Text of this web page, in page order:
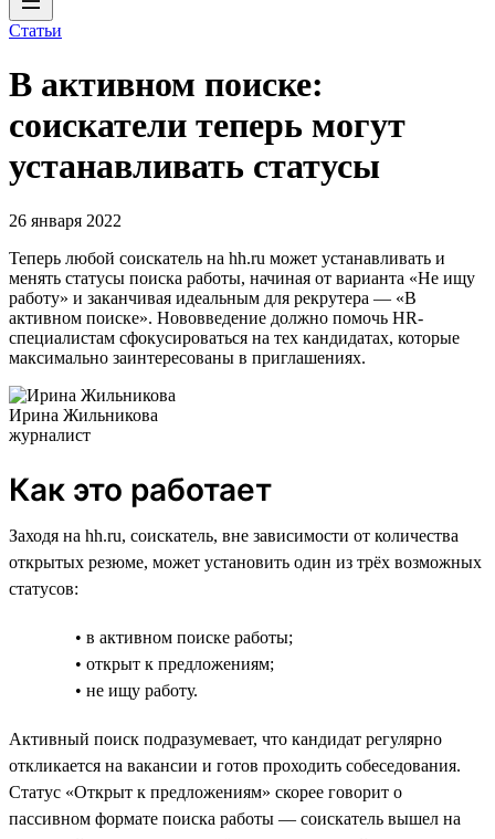
Статьи
В активном поиске:
соискатели теперь могут
устанавливать статусы
26 января 2022
Теперь любой соискатель на hh.ru может устанавливать и
менять статусы поиска работы, начиная от варианта «Не ищу
работу» и заканчивая идеальным для рекрутера — «В
активном поиске». Нововведение должно помочь HR-
специалистам сфокусироваться на тех кандидатах, которые
максимально заинтересованы в приглашениях.
Ирина Жильникова
журналист
Как это работает
Заходя на hh.ru, соискатель, вне зависимости от количества
открытых резюме, может установить один из трёх возможных
статусов:
• в активном поиске работы;
• открыт к предложениям;
• не ищу работу.
Активный поиск подразумевает, что кандидат регулярно
откликается на вакансии и готов проходить собеседования.
Статус «Открыт к предложениям» скорее говорит о
пассивном формате поиска работы — соискатель вышел на